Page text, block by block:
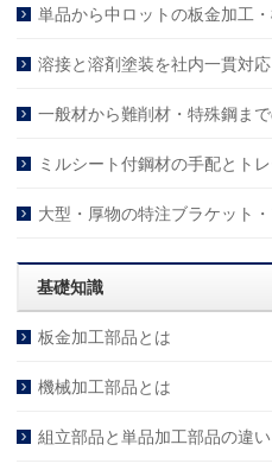
単品から中ロットの板金加工
溶接と溶剤塗装を社内一貫対応
一般材から難削材・特殊鋼ま
ミルシート付鋼材の手配とト
大型・厚物の特注ブラケット
基礎知識
板金加工部品とは
機械加工部品とは
組立部品と単品加工部品の違い